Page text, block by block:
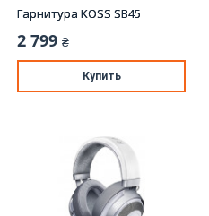
Гарнитура KOSS SB45
2 799 ₴
Купить